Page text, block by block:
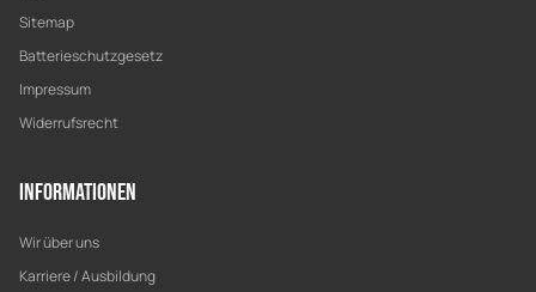
Sitemap
Batterieschutzgesetz
Impressum
Widerrufsrecht
Informationen
Wir über uns
Karriere / Ausbildung